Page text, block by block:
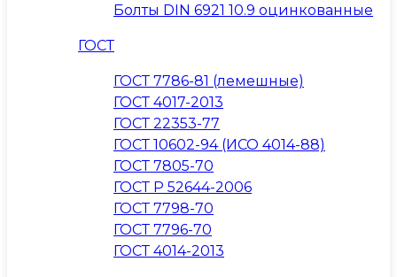
Болты DIN 6921 10.9 оцинкованные
ГОСТ
ГОСТ 7786-81 (лемешные)
ГОСТ 4017-2013
ГОСТ 22353-77
ГОСТ 10602-94 (ИСО 4014-88)
ГОСТ 7805-70
ГОСТ Р 52644-2006
ГОСТ 7798-70
ГОСТ 7796-70
ГОСТ 4014-2013